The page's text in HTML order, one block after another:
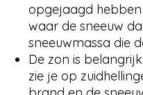
opgejaagd
waar de sneeuw
sneeuwmassa die
De zon is
zie je op